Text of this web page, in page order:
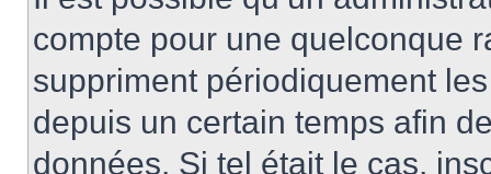
compte pour une quelconque
suppriment périodiquement
depuis un certain temps afin
données. Si tel était le cas,